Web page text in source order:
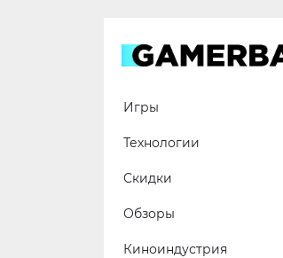
Игры
Технологии
Скидки
Обзоры
Киноиндустрия